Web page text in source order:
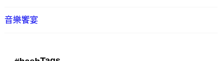
音樂饗宴